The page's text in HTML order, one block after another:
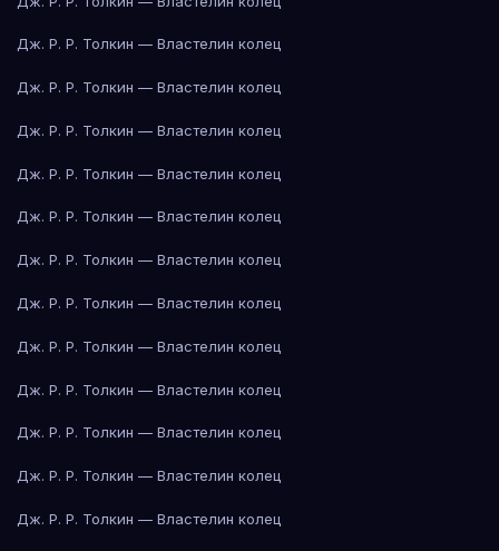
Дж. Р. Р. Толкин — Властелин колец
Дж. Р. Р. Толкин — Властелин колец
Дж. Р. Р. Толкин — Властелин колец
Дж. Р. Р. Толкин — Властелин колец
Дж. Р. Р. Толкин — Властелин колец
Дж. Р. Р. Толкин — Властелин колец
Дж. Р. Р. Толкин — Властелин колец
Дж. Р. Р. Толкин — Властелин колец
Дж. Р. Р. Толкин — Властелин колец
Дж. Р. Р. Толкин — Властелин колец
Дж. Р. Р. Толкин — Властелин колец
Дж. Р. Р. Толкин — Властелин колец